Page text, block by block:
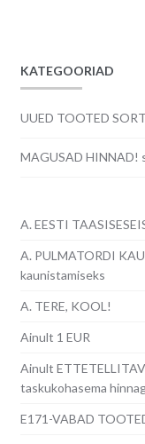
KATEGOORIAD
UUED TOOTED
MAGUSAD HINNAD!
A. EESTI
A. PULMATORDI
kaunistamiseks
A. TERE, KOOL!
Ainult 1 EUR
Ainult
taskukohasema
E171-VABAD